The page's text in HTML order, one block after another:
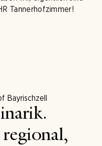
Tannerhofzimmer!